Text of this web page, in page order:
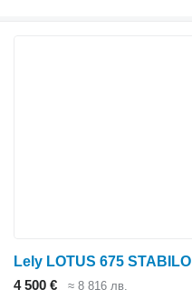
Lely LOTUS 675 STABILO
4 500 €
≈ 8 816 лв.